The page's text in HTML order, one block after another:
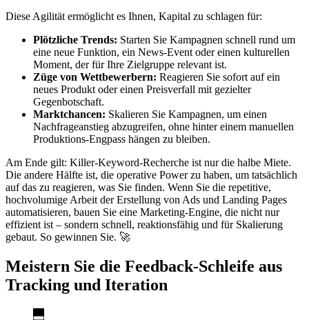
Diese Agilität ermöglicht es Ihnen, Kapital zu schlagen für:
Plötzliche Trends: Starten Sie Kampagnen schnell rund um
eine neue Funktion, ein News-Event oder einen kulturellen
Moment, der für Ihre Zielgruppe relevant ist.
Züge von Wettbewerbern: Reagieren Sie sofort auf ein
neues Produkt oder einen Preisverfall mit gezielter
Gegenbotschaft.
Marktchancen: Skalieren Sie Kampagnen, um einen
Nachfrageanstieg abzugreifen, ohne hinter einem manuellen
Produktions-Engpass hängen zu bleiben.
Am Ende gilt: Killer-Keyword-Recherche ist nur die halbe Miete.
Die andere Hälfte ist, die operative Power zu haben, um tatsächlich
auf das zu reagieren, was Sie finden. Wenn Sie die repetitive,
hochvolumige Arbeit der Erstellung von Ads und Landing Pages
automatisieren, bauen Sie eine Marketing-Engine, die nicht nur
effizient ist – sondern schnell, reaktionsfähig und für Skalierung
gebaut. So gewinnen Sie. 🚀
Meistern Sie die Feedback-Schleife aus
Tracking und Iteration